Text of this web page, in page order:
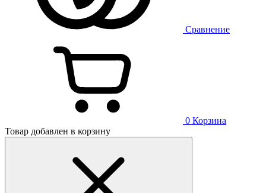
Сравнение
0 Корзина
Товар добавлен в корзину